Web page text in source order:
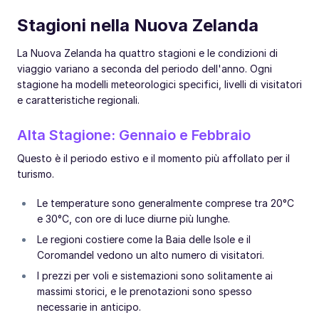
Stagioni nella Nuova Zelanda
La Nuova Zelanda ha quattro stagioni e le condizioni di
viaggio variano a seconda del periodo dell'anno. Ogni
stagione ha modelli meteorologici specifici, livelli di visitatori
e caratteristiche regionali.
Alta Stagione: Gennaio e Febbraio
Questo è il periodo estivo e il momento più affollato per il
turismo.
Le temperature sono generalmente comprese tra 20°C
e 30°C, con ore di luce diurne più lunghe.
Le regioni costiere come la Baia delle Isole e il
Coromandel vedono un alto numero di visitatori.
I prezzi per voli e sistemazioni sono solitamente ai
massimi storici, e le prenotazioni sono spesso
necessarie in anticipo.